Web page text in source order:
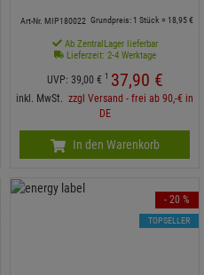
Art-Nr. MIP180022 Grundpreis: 1 Stück = 18,95€
Ab ZentralLager lieferbar
Lieferzeit: 2-4 Werktage
UVP: 39,00 € 1 37,90 €
inkl. MwSt. zzgl Versand - frei ab 90,-€ in
DE
In den Warenkorb
- 20 %
TOPSELLER